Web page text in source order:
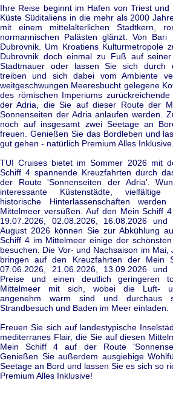
Ihre Reise beginnt im Hafen von Triest
Küste Süditaliens in die mehr als 2000
mit einem mittelalterlichen Stadtkern,
normannischen Palästen glänzt. Von
Dubrovnik. Um Kroatiens Kulturmetropole
Dubrovnik doch einmal zu Fuß auf
Stadtmauer oder lassen Sie sich durch
treiben und sich dabei vom Ambiente
weitgeschwungen Meeresbucht gelegene
des römischen Imperiums
der Adria, die Sie auf dieser Route der
Sonnenseiten der Adria anlaufen werden.
noch auf insgesamt zwei Seetage an
freuen. Genießen Sie das Bordleben und
gut gehen - natürlich Premium Alles Inklusive.
TUI Cruises bietet im Sommer 2026 mit
Schiff 4 spannende Kreuzfahrten durch
der Route 'Sonnenseiten der Adria'.
interessante Küstenstädte, vielfältige
historische Hinterlassenschaften
Mittelmeer versüßen. Auf den Mein Schiff
19.07.2026, 02.08.2026, 16.08.2026
August 2026 können Sie zur Abkühlung
Schiff 4 im Mittelmeer einige der
besuchen. Die Vor- und Nachsaison im
bringen auf den Kreuzfahrten der Mein
07.06.2026, 21.06.2026, 13.09.2026 und
Preise und einen deutlich geringeren
Mittelmeer mit sich, wobei die Luft-
angenehm warm sind und durchaus
Strandbesuch und Baden im Meer einladen.
Freuen Sie sich auf landestypische
mediterranes Flair, die Sie auf diesen
Mein Schiff 4 auf der Route
Genießen Sie außerdem ausgiebige
Seetage an Bord und lassen Sie es sich so
Premium Alles Inklusive!